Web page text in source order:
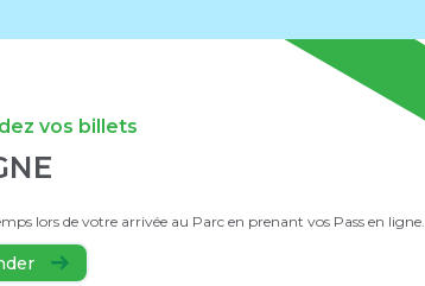
vos billets
lors de votre arrivée au Parc en prenant vos Pass en ligne.